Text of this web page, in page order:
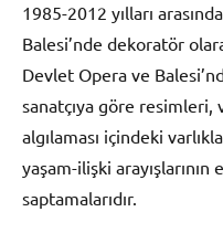
1985-2012 yılları
Balesi’nde dekoratör
Devlet Opera ve
sanatçıya göre resimleri,
algılaması içindeki
yaşam-ilişki
saptamalarıdır.